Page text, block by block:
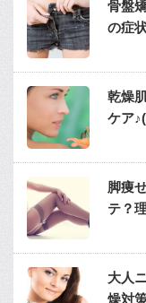
骨盤
の症
乾燥
ケア
脚痩
テ？
大人
燥対